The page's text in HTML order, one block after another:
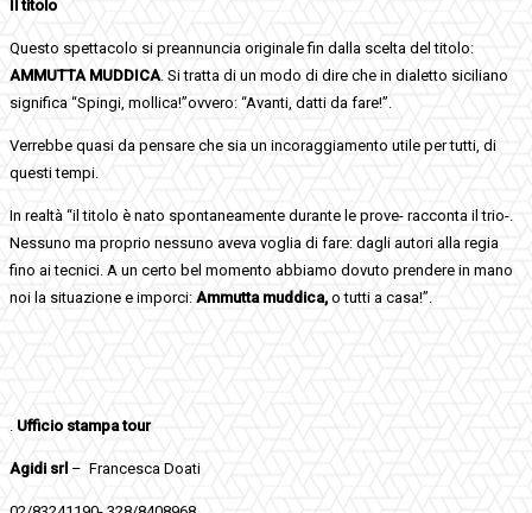
Il titolo
Questo spettacolo si preannuncia originale fin dalla scelta del titolo:
AMMUTTA MUDDICA. Si tratta di un modo di dire che in dialetto siciliano
significa “Spingi, mollica!”ovvero: “Avanti, datti da fare!”.
Verrebbe quasi da pensare che sia un incoraggiamento utile per tutti, di
questi tempi.
In realtà “il titolo è nato spontaneamente durante le prove- racconta il trio-.
Nessuno ma proprio nessuno aveva voglia di fare: dagli autori alla regia
fino ai tecnici. A un certo bel momento abbiamo dovuto prendere in mano
noi la situazione e imporci: Ammutta muddica, o tutti a casa!”.
. Ufficio stampa tour
Agidi srl – Francesca Doati